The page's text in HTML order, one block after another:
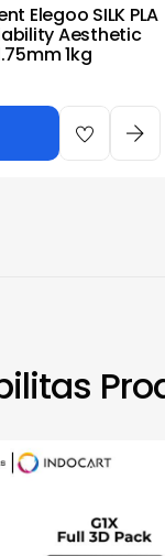
Elegoo SILK PLA
Aesthetic
1kg